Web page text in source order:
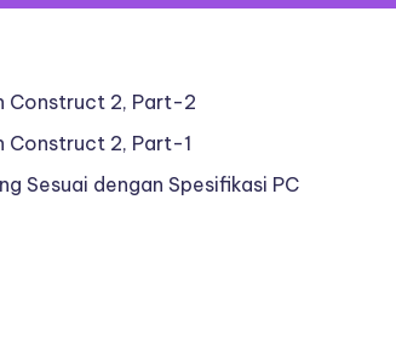
Construct 2, Part-2
Construct 2, Part-1
Sesuai dengan Spesifikasi PC